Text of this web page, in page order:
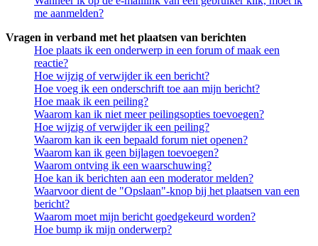
me aanmelden?
Vragen in verband met het plaatsen van berichten
Hoe plaats ik een onderwerp in een forum of maak een
reactie?
Hoe wijzig of verwijder ik een bericht?
Hoe voeg ik een onderschrift toe aan mijn bericht?
Hoe maak ik een peiling?
Waarom kan ik niet meer peilingsopties toevoegen?
Hoe wijzig of verwijder ik een peiling?
Waarom kan ik een bepaald forum niet openen?
Waarom kan ik geen bijlagen toevoegen?
Waarom ontving ik een waarschuwing?
Hoe kan ik berichten aan een moderator melden?
Waarvoor dient de "Opslaan"-knop bij het plaatsen van een
bericht?
Waarom moet mijn bericht goedgekeurd worden?
Hoe bump ik mijn onderwerp?